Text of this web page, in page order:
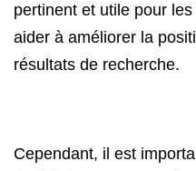
pertinent et utile pour
aider à améliorer la
résultats de recherche.
Cependant, il est